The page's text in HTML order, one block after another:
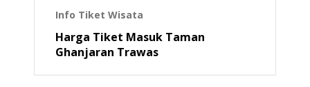
Info Tiket Wisata
Harga Tiket Masuk Taman
Ghanjaran Trawas